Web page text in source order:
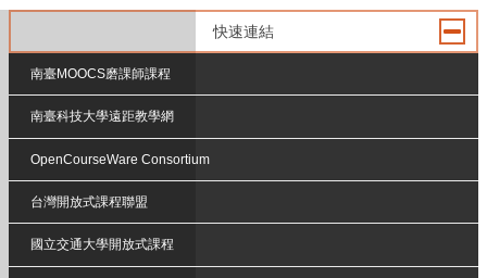
快速連結
南臺MOOCS磨課師課程
南臺科技大學遠距教學網
OpenCourseWare Consortium
台灣開放式課程聯盟
國立交通大學開放式課程